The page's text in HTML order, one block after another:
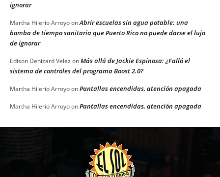
ignorar
Martha Hilerio ArroyoonAbrir escuelas sin agua potable: una
bomba de tiempo sanitaria que Puerto Rico no puede darse el lujo
de ignorar
Edison Denizard Velez onMás allá de Jackie Espinosa: ¿Falló el
sistema de controles del programa Boost 2.0?
Martha Hilerio ArroyoonPantallas encendidas, atención apagada
Martha Hilerio ArroyoonPantallas encendidas, atención apagada